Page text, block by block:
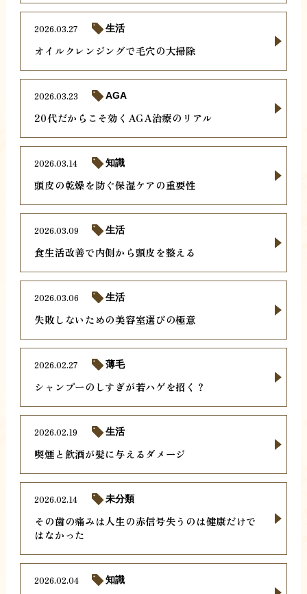
オイルクレンジングで毛穴の大掃除
2026.03.27 生活
20代だからこそ効くAGA治療のリアル
2026.03.23 AGA
頭皮の乾燥を防ぐ保湿ケアの重要性
2026.03.14 知識
食生活改善で内側から頭皮を整える
2026.03.09 生活
失敗しないための美容室選びの極意
2026.03.06 生活
シャンプーのしすぎが若ハゲを招く？
2026.02.27 薄毛
喫煙と飲酒が髪に与えるダメージ
2026.02.19 生活
その歯の痛みは人生の赤信号失うのは健康だけで
はなかった
2026.02.14 未分類
2026.02.04 知識